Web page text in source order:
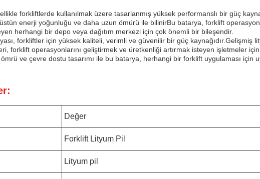
forkliftlerde kullanılmak üzere tasarlanmış yüksek performanslı bir güç
enerji yoğunluğu ve daha uzun ömürü ile bilinirBu batarya, forklift
herhangi bir depo veya dağıtım merkezi için çok önemli bir bileşendir.
forkliftler için yüksek kaliteli, verimli ve güvenilir bir güç kaynağıdır.Gelişmiş
forklift operasyonlarını geliştirmek ve üretkenliği artırmak isteyen işletmeler
ve çevre dostu tasarımı ile bu batarya, herhangi bir forklift uygulaması için
Değer
Forklift Lityum Pil
Lityum pil